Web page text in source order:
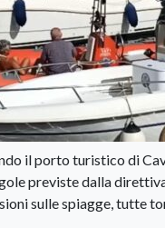
il porto turistico di
previste dalla
sulle spiagge, tutte